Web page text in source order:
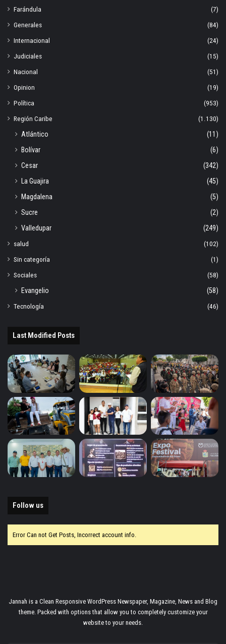
Farándula
(7)
Generales
(84)
Internacional
(24)
Judiciales
(15)
Nacional
(51)
Opinion
(19)
Política
(953)
Región Caribe
(1.130)
Atlántico
(11)
Bolívar
(6)
Cesar
(342)
La Guajira
(45)
Magdalena
(5)
Sucre
(2)
Valledupar
(249)
salud
(102)
Sin categoría
(1)
Sociales
(58)
Evangelio
(58)
Tecnología
(46)
Last Modified Posts
Follow us
Error Can not Get Posts, Incorrect account info.
Jannah is a Clean Responsive WordPress Newspaper, Magazine, News and Blog
theme. Packed with options that allow you to completely customize your
website to your needs.